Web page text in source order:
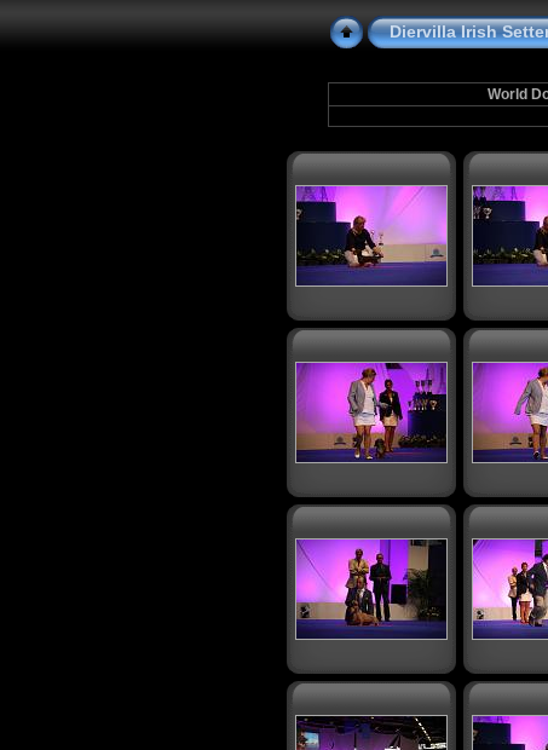
Diervilla Irish
World